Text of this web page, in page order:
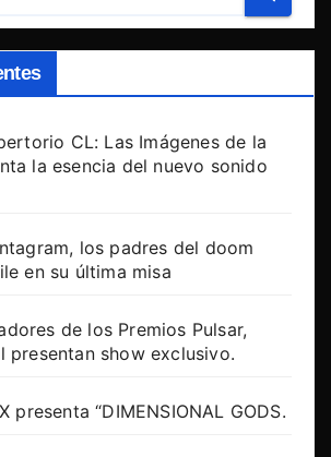
CL: Las Imágenes de la
la esencia del nuevo sonido
los padres del doom
en su última misa
de los Premios Pulsar,
presentan show exclusivo.
presenta “DIMENSIONAL GODS.